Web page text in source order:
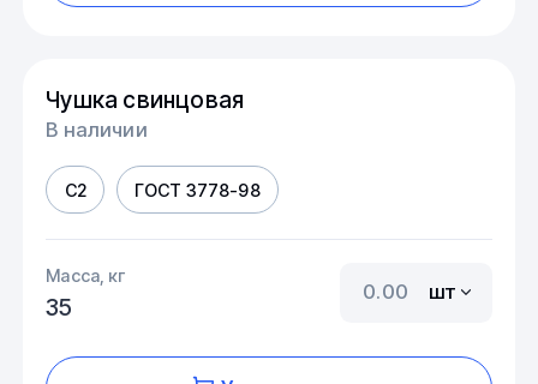
Чушка свинцовая
В наличии
С2 ГОСТ 3778-98
Масса, кг
35
шт